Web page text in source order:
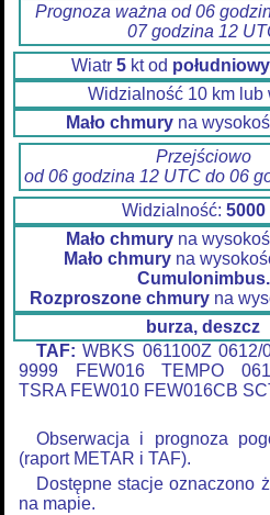
Prognoza ważna od 06
07 godzina 12
Wiatr 5kt od
Widzialność 10 km lub
Mało chmury na
Przejściowo
od 06 godzina 12 UTC do 06
Widzialność: 5000
Mało chmury na
Mało chmury na
Cumulonimbus.
Rozproszone chmury na
burza, deszcz
TAF: WBKS 061100Z 0612/
9999 FEW016 TEMPO
TSRA FEW010 FEW016CB
Obserwacja i prognoza
(raport METAR i TAF).
Dostępne stacje oznaczono
na mapie.